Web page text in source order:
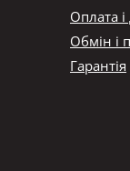
Оплата і
Обмін і
Гарантія